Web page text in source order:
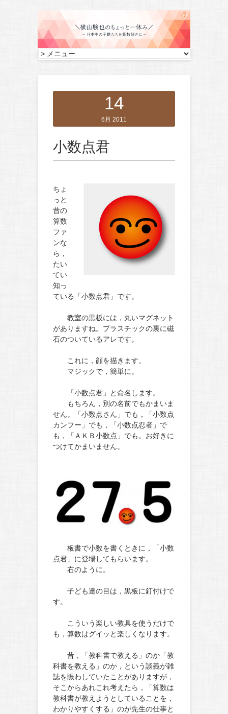
14
6月 2011
小数点君
ちょ
っと
昔の
算数
ファ
ンな
ら，
たい
てい
知っ
ている「小数点君」です。
教室の黒板には，丸いマグネット
がありますね。プラスチックの裏に磁
石のついているアレです。
これに，顔を描きます。
マジックで，簡単に。
「小数点君」と命名します。
もちろん，別の名前でもかまいま
せん。「小数点さん」でも，「小数点
カンフー」でも，「小数点忍者」で
も，「ＡＫＢ小数点」でも。お好きに
つけてかまいません。
板書で小数を書くときに，「小数
点君」に登場してもらいます。
右のように。
子ども達の目は，黒板に釘付けで
す。
こういう楽しい教具を使うだけで
も，算数はグイッと楽しくなります。
昔，「教科書で教える」のか「教
科書を教える」のか，という談義が雑
誌を賑わしていたことがありますが，
そこからあれこれ考えたら，「算数は
教科書が教えようとしていることを，
わかりやすくする」のが先生の仕事と